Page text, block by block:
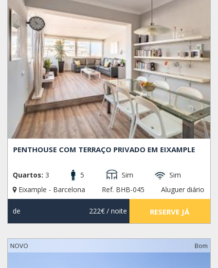
PENTHOUSE COM TERRAÇO PRIVADO EM EIXAMPLE
Quartos: 3 5 Sim
Sim
Eixample - Barcelona
Ref. BHB-045 Aluguer diário
de 222€/ noite RESERVE JÁ
NOVO Bom